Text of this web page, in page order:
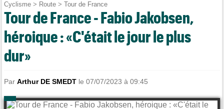
Cyclisme > Route >Tour de France
Tour de France - Fabio Jakobsen,
héroique : «C'était le jour le plus
dur»
ParArthur DE SMEDT le 07/07/2023 à 09:45